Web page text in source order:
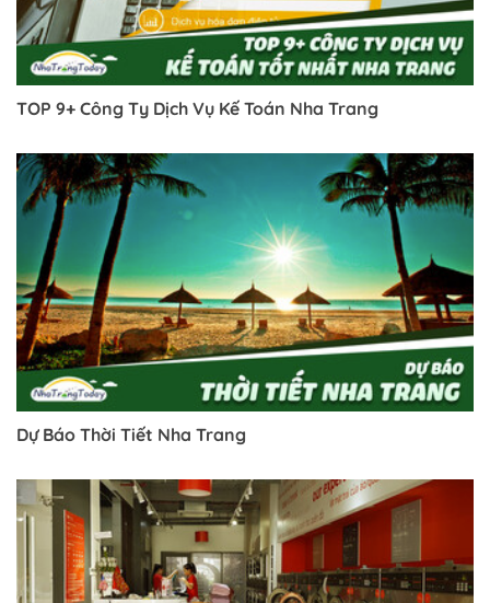
Trở về trang trước đó
TOP 9+ Công Ty Dịch Vụ Kế Toán Nha Trang
Dự Báo Thời Tiết Nha Trang